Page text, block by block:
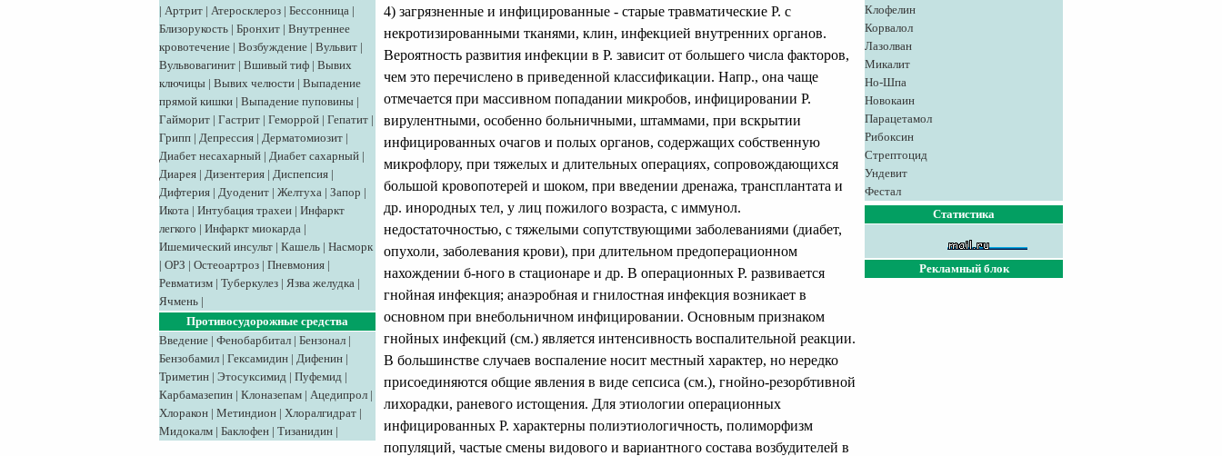
| Артрит | Атеросклероз | Бессонница |
Близорукость | Бронхит | Внутреннее
кровотечение | Возбуждение | Вульвит |
Вульвовагинит | Вшивый тиф | Вывих
ключицы | Вывих челюсти | Выпадение
прямой кишки | Выпадение пуповины |
Гайморит | Гастрит | Геморрой | Гепатит |
Грипп | Депрессия | Дерматомиозит |
Диабет несахарный | Диабет сахарный |
Диарея | Дизентерия | Диспепсия |
Дифтерия | Дуоденит | Желтуха | Запор |
Икота | Интубация трахеи | Инфаркт
легкого | Инфаркт миокарда |
Ишемический инсульт | Кашель | Насморк
| ОРЗ | Остеоартроз | Пневмония |
Ревматизм | Туберкулез | Язва желудка |
Ячмень |
Противосудорожные средства
Введение | Фенобарбитал | Бензонал |
Бензобамил | Гексамидин | Дифенин |
Триметин | Этосуксимид | Пуфемид |
Карбамазепин | Клоназепам | Ацедипрол |
Хлоракон | Метиндион | Хлоралгидрат |
Мидокалм | Баклофен | Тизанидин |
4) загрязненные и инфицированные - старые травматические Р. с
некротизированными тканями, клин, инфекцией внутренних органов.
Вероятность развития инфекции в Р. зависит от большего числа факторов,
чем это перечислено в приведенной классификации. Напр., она чаще
отмечается при массивном попадании микробов, инфицировании Р.
вирулентными, особенно больничными, штаммами, при вскрытии
инфицированных очагов и полых органов, содержащих собственную
микрофлору, при тяжелых и длительных операциях, сопровождающихся
большой кровопотерей и шоком, при введении дренажа, трансплантата и
др. инородных тел, у лиц пожилого возраста, с иммунол.
недостаточностью, с тяжелыми сопутствующими заболеваниями (диабет,
опухоли, заболевания крови), при длительном предоперационном
нахождении б-ного в стационаре и др. В операционных Р. развивается
гнойная инфекция; анаэробная и гнилостная инфекция возникает в
основном при внебольничном инфицировании. Основным признаком
гнойных инфекций (см.) является интенсивность воспалительной реакции.
В большинстве случаев воспаление носит местный характер, но нередко
присоединяются общие явления в виде сепсиса (см.), гнойно-резорбтивной
лихорадки, раневого истощения. Для этиологии операционных
инфицированных Р. характерны полиэтиологичность, полиморфизм
популяций, частые смены видового и вариантного состава возбудителей в
Клофелин
Корвалол
Лазолван
Микалит
Но-Шпа
Новокаин
Парацетамол
Рибоксин
Стрептоцид
Ундевит
Фестал
Статистика
Рекламный блок